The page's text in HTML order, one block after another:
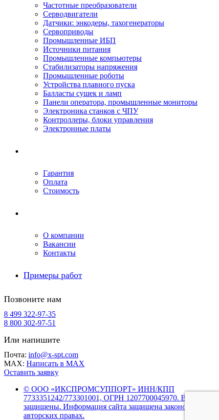
Частотные преобразователи
Серводвигатели
Датчики: энкодеры, тахогенераторы
Сервоприводы
Промышленные ИБП
Источники питания
Промышленные компьютеры
Стабилизаторы напряжения
Промышленные роботы
Устройства плавного пуска
Балласты сушек и ламп
Панели оператора, промышленные мониторы
Электроника станков с ЧПУ
Контроллеры, блоки управления
Электронные платы
Гарантия
Оплата
Стоимость
О компании
Вакансии
Контакты
Примеры работ
Позвоните нам
8 499 322-97-35
8 800 302-97-51
Или напишите
Почта: info@x-spt.com
MAX: Написать в MAX
Оставить заявку
© ООО «ИКСПРОМСУППОРТ» ИНН/КПП
7733351242/773301001, ОГРН 1207700045970. Все права
защищены. Информация сайта защищена законом об
авторских правах.